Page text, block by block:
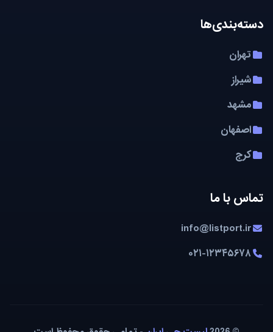
دسته‌بندی‌ها
تهران
شیراز
مشهد
اصفهان
کرج
تماس با ما
info@listport.ir
۰۲۱-۱۲۳۴۵۶۷۸